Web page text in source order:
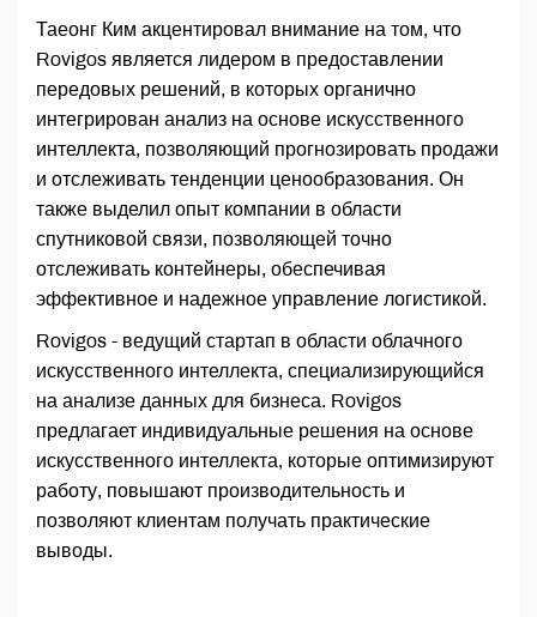
Таеонг Ким акцентировал внимание на том, что
Rovigos является лидером в предоставлении
передовых решений, в которых органично
интегрирован анализ на основе искусственного
интеллекта, позволяющий прогнозировать продажи
и отслеживать тенденции ценообразования. Он
также выделил опыт компании в области
спутниковой связи, позволяющей точно
отслеживать контейнеры, обеспечивая
эффективное и надежное управление логистикой.
Rovigos - ведущий стартап в области облачного
искусственного интеллекта, специализирующийся
на анализе данных для бизнеса. Rovigos
предлагает индивидуальные решения на основе
искусственного интеллекта, которые оптимизируют
работу, повышают производительность и
позволяют клиентам получать практические
выводы.